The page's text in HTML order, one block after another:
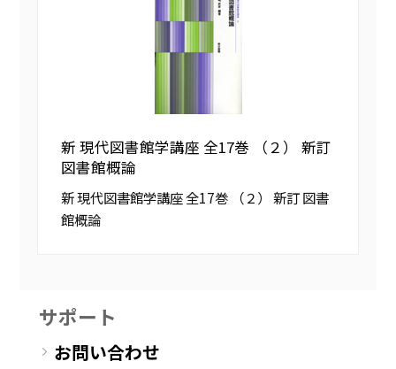
新 現代図書館学講座 全17巻 （２） 新訂
図書館概論
新 現代図書館学講座 全17巻 （２） 新訂 図書
館概論
サポート
お問い合わせ